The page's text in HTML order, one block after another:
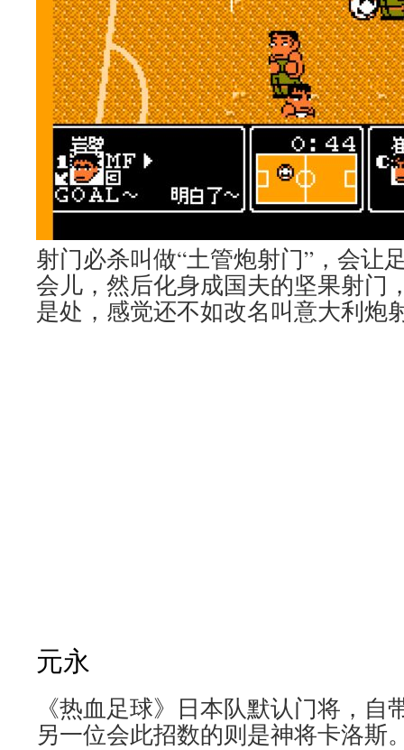
射门必杀叫做“土管炮射门”，会让
会儿，然后化身成国夫的坚果射门
是处，感觉还不如改名叫意大利炮
元永
《热血足球》日本队默认门将，自
另一位会此招数的则是神将卡洛斯